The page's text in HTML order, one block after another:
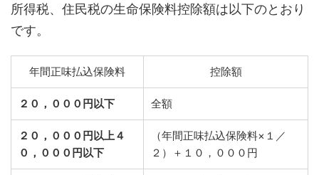
所得税、住民税の生命保険料控除額は以下のとおり
です。
年間正味払込保険料 控除額
２０，０００円以下 全額
２０，０００円以上４
０，０００円以下
（年間正味払込保険料×１／
２）＋１０，０００円